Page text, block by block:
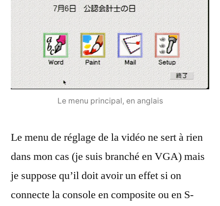
Le menu principal, en anglais
Le menu de réglage de la vidéo ne sert à rien
dans mon cas (je suis branché en VGA) mais
je suppose qu’il doit avoir un effet si on
connecte la console en composite ou en S-